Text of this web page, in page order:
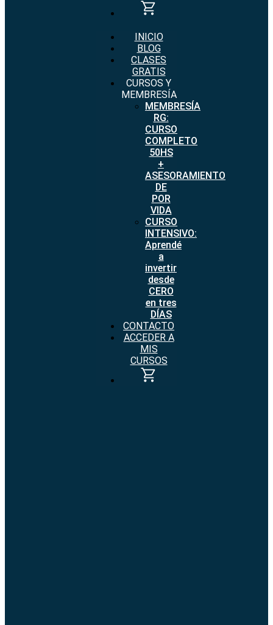
INICIO
BLOG
CLASES
GRATIS
CURSOS Y
MEMBRESÍA
MEMBRESÍA
RG:
CURSO
COMPLETO
50HS
+
ASESORAMIENTO
DE
POR
VIDA
CURSO
INTENSIVO:
Aprendé
a
invertir
desde
CERO
en tres
DÍAS
CONTACTO
ACCEDER A
MIS
CURSOS